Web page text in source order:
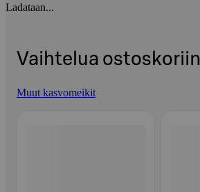
Ladataan...
Vaihtelua ostoskoriin
Muut kasvomeikit